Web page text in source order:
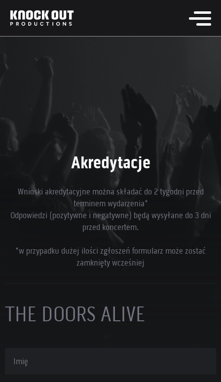
Akredytacje
Wnioski akredytacyjne można składać do 2 tygodni przed
terminem wydarzenia*
Odpowiedzi (pozytywne i negatywne) będą wysyłane do 3 dni
przed koncertem.
*w przypadku dużej ilości zgłoszeń formularz może zostać
zamknięty wcześniej
THE DOORS ALIVE